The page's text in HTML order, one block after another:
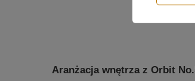
Aranżacja wnętrza z Orbit